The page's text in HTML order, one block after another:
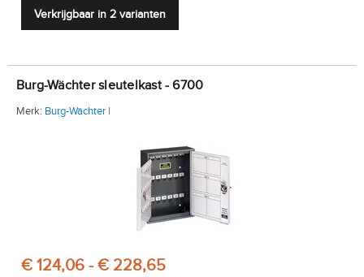
Verkrijgbaar in 2 varianten
Burg-Wächter sleutelkast - 6700
Merk: Burg-Wächter |
€ 124,06 - € 228,65